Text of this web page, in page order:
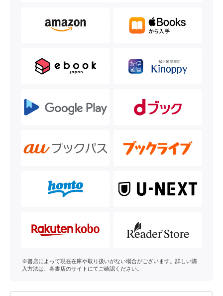
※書店によって現在在庫や取り扱いがない場合がございます。詳しい購
入方法は、各書店のサイトにてご確認ください。